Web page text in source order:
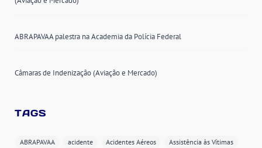
ABRAPAVAA palestra na Academia da Polícia Federal
Câmaras de Indenização (Aviação e Mercado)
TAGS
ABRAPAVAA acidente Acidentes Aéreos
Assistência às Vítimas